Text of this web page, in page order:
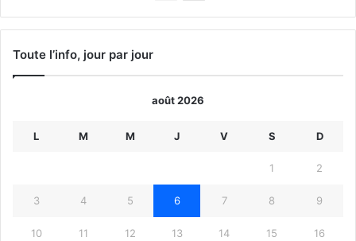
Toute l’info, jour par jour
août 2026
L M M J V S D
1 2
3 4 5 6 7 8 9
10 11 12 13 14 15 16